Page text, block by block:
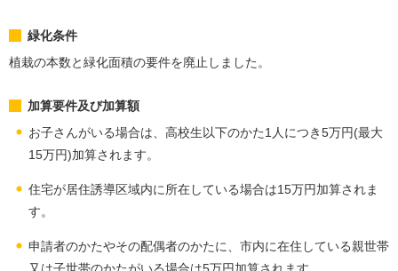
緑化条件
植栽の本数と緑化面積の要件を廃止しました。
加算要件及び加算額
お子さんがいる場合は、高校生以下のかた1人につき5万円(最大
15万円)加算されます。
住宅が居住誘導区域内に所在している場合は15万円加算されま
す。
申請者のかたやその配偶者のかたに、市内に在住している親世帯